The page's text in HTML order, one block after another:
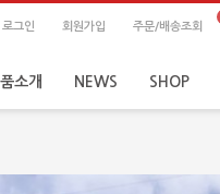
로그인 회원가입 주문/배송조회
소개 NEWS SHOP